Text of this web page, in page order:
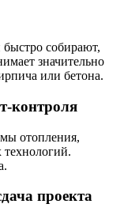
быстро собирают,
значительно
или бетона.
контроля
отопления,
проекта